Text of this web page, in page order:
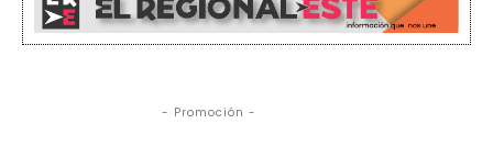
- Promoción -